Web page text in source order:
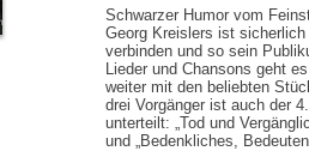
Schwarzer Humor vom
Georg Kreislers ist
verbinden und so sein
Lieder und Chansons geht
weiter mit den beliebten
drei Vorgänger ist auch der
unterteilt: „Tod und
und „Bedenkliches,